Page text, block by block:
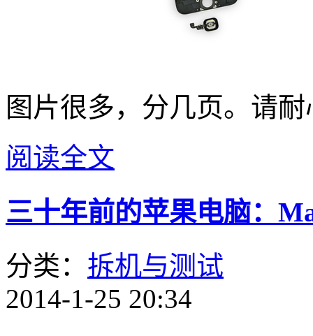
图片很多，分几页。请
阅读全文
三十年前的苹果电脑：
分类： 拆机与测试
2014-1-25 20:34